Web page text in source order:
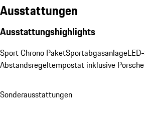
Ausstattungen
Ausstattungshighlights
Sport Chrono PaketSportabgasanlage
Abstandsregeltempostat inklusive
Sonderausstattungen